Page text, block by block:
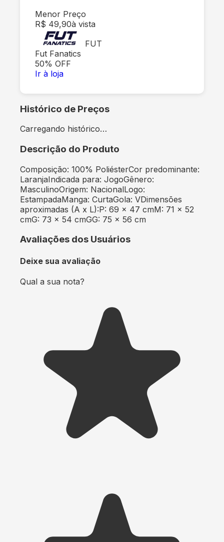
Menor Preço
R$ 49,90à vista
FUT
Fut Fanatics
50% OFF
Ir à loja
Histórico de Preços
Carregando histórico…
Descrição do Produto
Composição: 100% PoliésterCor predominante:
LaranjaIndicada para: JogoGênero:
MasculinoOrigem: NacionalLogo:
EstampadaManga: CurtaGola: VDimensões
aproximadas (A x L):P: 69 x 47 cmM: 71 x 52
cmG: 73 x 54 cmGG: 75 x 56 cm
Avaliações dos Usuários
Deixe sua avaliação
Qual a sua nota?